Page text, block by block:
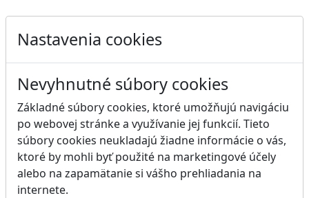
Nastavenia cookies
Nevyhnutné súbory cookies
Základné súbory cookies, ktoré umožňujú navigáciu
po webovej stránke a využívanie jej funkcií. Tieto
súbory cookies neukladajú žiadne informácie o vás,
ktoré by mohli byť použité na marketingové účely
alebo na zapamätanie si vášho prehliadania na
internete.